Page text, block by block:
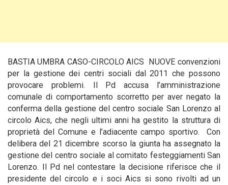
BASTIA UMBRA CASO-CIRCOLO AICS NUOVE convenzioni
per la gestione dei centri sociali dal 2011 che possono
provocare problemi. Il Pd accusa l’amministrazione
comunale di comportamento scorretto per aver negato la
conferma della gestione del centro sociale San Lorenzo al
circolo Aics, che negli ultimi anni ha gestito la struttura di
proprietà del Comune e l’adiacente campo sportivo. Con
delibera del 21 dicembre scorso la giunta ha assegnato la
gestione del centro sociale al comitato festeggiamenti San
Lorenzo. Il Pd nel contestare la decisione riferisce che il
presidente del circolo e i soci Aics si sono rivolti ad un